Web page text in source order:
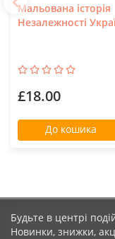
Мальована історія
Незалежності
£18.00
До кошика
Будьте в центрі
Новинки, знижки,